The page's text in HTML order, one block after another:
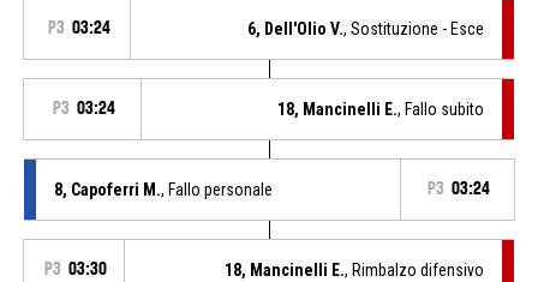
P3 03:24 6, Dell'Olio V., Sostituzione - Esce
P3 03:24 18, Mancinelli E., Fallo subito
8, Capoferri M., Fallo personale P3 03:24
P3 03:30 18, Mancinelli E., Rimbalzo difensivo